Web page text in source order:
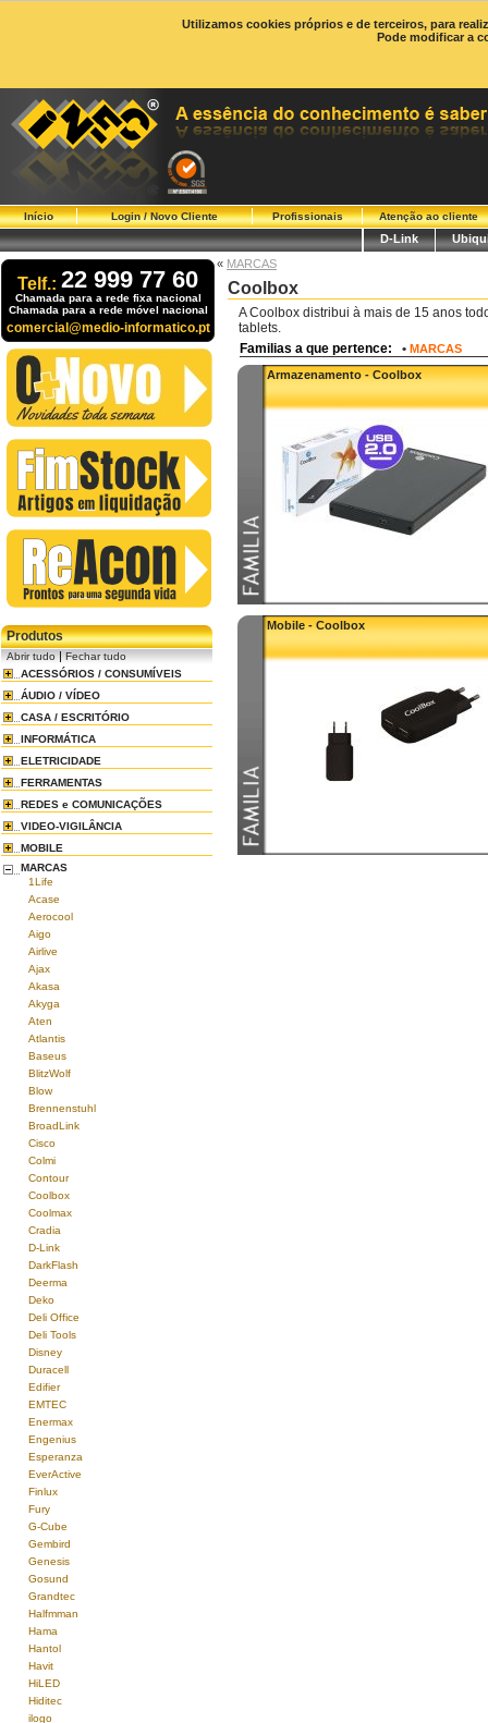
Utilizamos cookies próprios e de terceiros, para
Pode modificar a
Início Login / Novo Cliente Profissionais Atenção ao cliente
D-Link
Telf.: 22 999 77 60
Chamada para a rede fixa nacional
Chamada para a rede móvel nacional
comercial@medio-informatico.pt
Produtos
Abrir tudo|Fechar tudo
ACESSÓRIOS / CONSUMÍVEIS
ÁUDIO / VÍDEO
CASA / ESCRITÓRIO
INFORMÁTICA
ELETRICIDADE
FERRAMENTAS
REDES e COMUNICAÇÕES
VIDEO-VIGILÂNCIA
MOBILE
MARCAS
1Life
Acase
Aerocool
Aigo
Airlive
Ajax
Akasa
Akyga
Aten
Atlantis
Baseus
BlitzWolf
Blow
Brennenstuhl
BroadLink
Cisco
Colmi
Contour
Coolbox
Coolmax
Cradia
D-Link
DarkFlash
Deerma
Deko
Deli Office
Deli Tools
Disney
Duracell
Edifier
EMTEC
Enermax
Engenius
Esperanza
EverActive
Finlux
Fury
G-Cube
Gembird
Genesis
Gosund
Grandtec
Halfmman
Hama
Hantol
Havit
HiLED
Hiditec
ilogo
« MARCAS
Coolbox
A Coolbox distribui à mais de 15 anos
tablets.
Familias a que pertence: • MARCAS
Armazenamento - Coolbox
Mobile - Coolbox